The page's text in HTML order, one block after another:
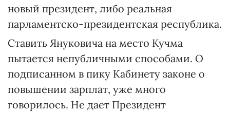
новый президент, либо реальная
парламентско-президентская республика.
Ставить Януковича на место Кучма
пытается непубличными способами. О
подписанном в пику Кабинету законе о
повышении зарплат, уже много
говорилось. Не дает Президент